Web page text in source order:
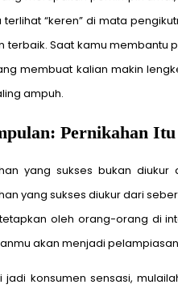
“keren” di mata
terbaik. Saat kamu
membuat kalian makin
ampuh.
Pernikahan
yang sukses bukan
yang sukses diukur dari
oleh orang-orang di
akan menjadi
jadi konsumen sensasi,